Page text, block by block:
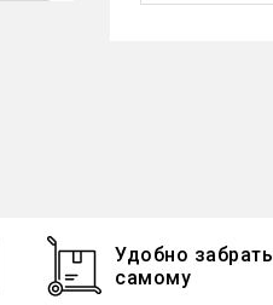
Удобно забрать
самому